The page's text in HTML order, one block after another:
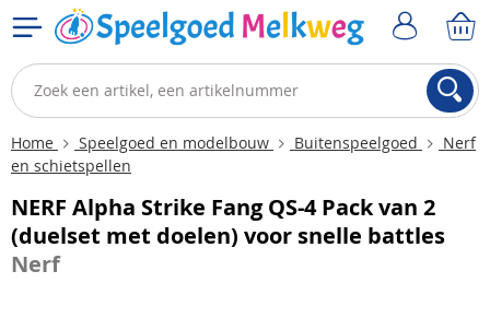
Home Speelgoed en modelbouw Buitenspeelgoed
Nerf
en schietspellen
NERF Alpha Strike Fang QS-4 Pack van 2
(duelset met doelen) voor snelle battles
Nerf